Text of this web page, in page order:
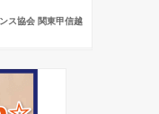
ス協会 関東甲信越